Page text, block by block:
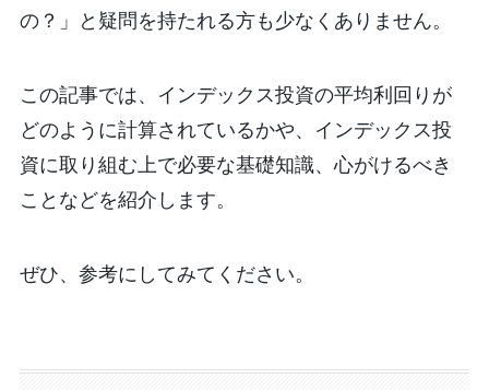
の？」と疑問を持たれる方も少なくありません。
この記事では、インデックス投資の平均利回りが
どのように計算されているかや、インデックス投
資に取り組む上で必要な基礎知識、心がけるべき
ことなどを紹介します。
ぜひ、参考にしてみてください。